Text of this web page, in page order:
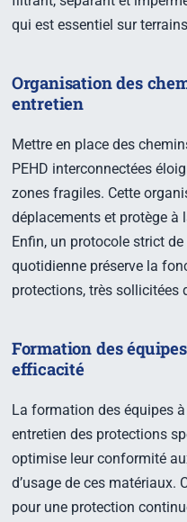
qui est essentiel sur
Organisation des
entretien
Mettre en place des
PEHD interconnectées
zones fragiles. Cette
déplacements et protège à
Enfin, un protocole strict
quotidienne préserve la
protections, très sollicitées
Formation des
efficacité
La formation des équipes
entretien des protections
optimise leur conformité
d’usage de ces matériaux.
pour une protection